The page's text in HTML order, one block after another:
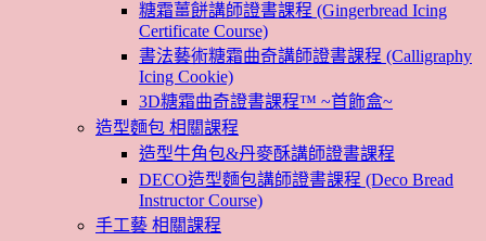
糖霜薑餅講師證書課程 (Gingerbread Icing
Certificate Course)
書法藝術糖霜曲奇講師證書課程 (Calligraphy
Icing Cookie)
3D糖霜曲奇證書課程™ ~首飾盒~
造型麵包 相關課程
造型牛角包&丹麥酥講師證書課程
DECO造型麵包講師證書課程 (Deco Bread
Instructor Course)
手工藝 相關課程